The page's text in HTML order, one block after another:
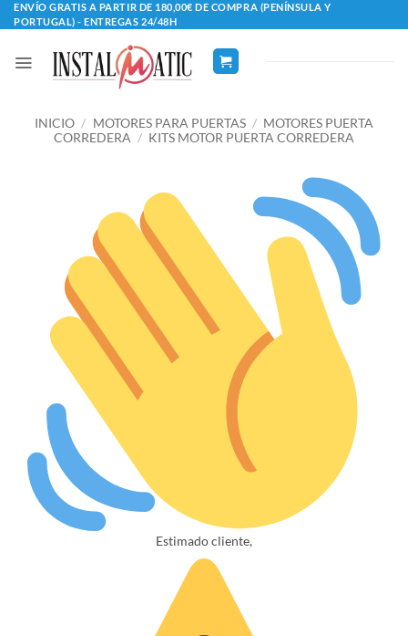
Saltar
al
contenido
ENVÍO GRATIS A PARTIR DE 180,00€ DE COMPRA (PENÍNSULA Y
PORTUGAL) - ENTREGAS 24/48H
INICIO / MOTORES PARA PUERTAS / MOTORES PUERTA
CORREDERA / KITS MOTOR PUERTA CORREDERA
Estimado cliente,